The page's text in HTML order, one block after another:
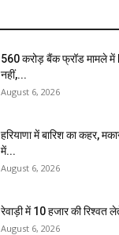
₹560 करोड़ बैंक फ्रॉड मामले में
नहीं,...
August 6, 2026
हरियाणा में बारिश का कहर,
में...
August 6, 2026
रेवाड़ी में 10 हजार की रिश्वत
August 6, 2026